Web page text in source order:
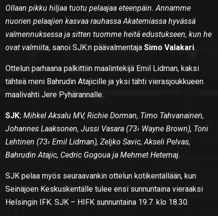
Ollaan pikku hiljaa tuotu pelaajaa eteenpäin. Annamme
nuorien pelaajien kasvaa rauhassa Akatemiassa hyvässä
valmennuksessa ja sitten tuomme heitä edustukseen, kun he
ovat valmiita, sanoi SJK:n päävalmentajaSimo Valakari.
Ottelun parhaana palkittiin maalintekijä Emil Lidman, kaksi
tähteä meni Bahrudin Atajicille ja yksi tähti vierasjoukkueen
maalivahti Jere Pyhärannalle.
SJK: Mihkel Aksalu MV, Richie Dorman, Timo Tahvanainen,
Johannes Laaksonen, Jussi Vasara (73› Wayne Brown), Toni
Lehtinen (73› Emil Lidman), Zeljko Savic, Akseli Pelvas,
Bahrudin Atajic, Cedric Gogoua ja Mehmet Hetemaj.
SJK pelaa myös seuraavankin ottelun kotikentällään, kun
Seinäjoen Keskuskentälle tulee ensi sunnuntaina vieraaksi
Helsingin IFK. SJK – HIFK sunnuntaina 19.7. klo 18.30.